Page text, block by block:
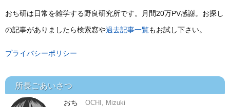
おち研は日常を雑学する野良研究所です。月間20万PV感謝。お探し
の記事がありましたら検索窓や過去記事一覧もお試し下さい。
プライバシーポリシー
所長ごあいさつ
おち OCHI, Mizuki